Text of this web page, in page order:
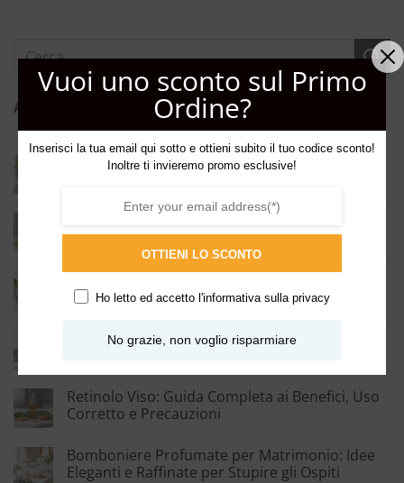
ARTICOLI RECENTI
Regalare Profumo: La Guida Completa per
Scegliere per la Tua Pelle
Differenze e Guida alla Scelta
Profumatori Ambiente: Guida Completa a
Retinolo Viso: Guida Completa ai Benefici, Uso
Corretto e Precauzioni
Bomboniere Profumate per Matrimonio: Idee
Eleganti e Raffinate per Stupire gli Ospiti
Vuoi uno sconto sul Primo
Ordine?
Inserisci la tua email qui sotto e ottieni subito il tuo codice sconto!
Inoltre ti invieremo promo esclusive!
OTTIENI LO SCONTO
Ho letto ed accetto l'informativa sulla privacy
No grazie, non voglio risparmiare